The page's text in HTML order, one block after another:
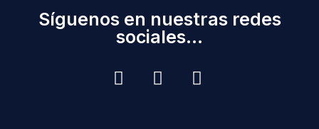
Síguenos en nuestras redes
sociales...